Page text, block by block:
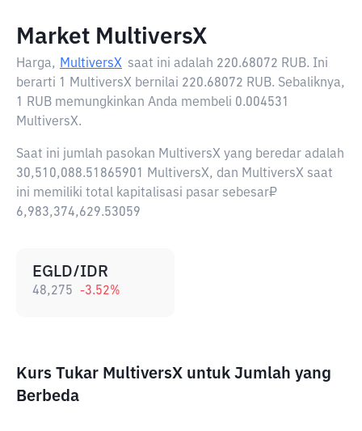
Market MultiversX
Harga, MultiversX saat ini adalah 220.68072 RUB. Ini
berarti 1 MultiversX bernilai 220.68072 RUB. Sebaliknya,
1 RUB memungkinkan Anda membeli 0.004531
MultiversX.
Saat ini jumlah pasokan MultiversX yang beredar adalah
30,510,088.51865901 MultiversX, dan MultiversX saat
ini memiliki total kapitalisasi pasar sebesar₽
6,983,374,629.53059
EGLD/IDR
48,275 -3.52%
Kurs Tukar MultiversX untuk Jumlah yang
Berbeda